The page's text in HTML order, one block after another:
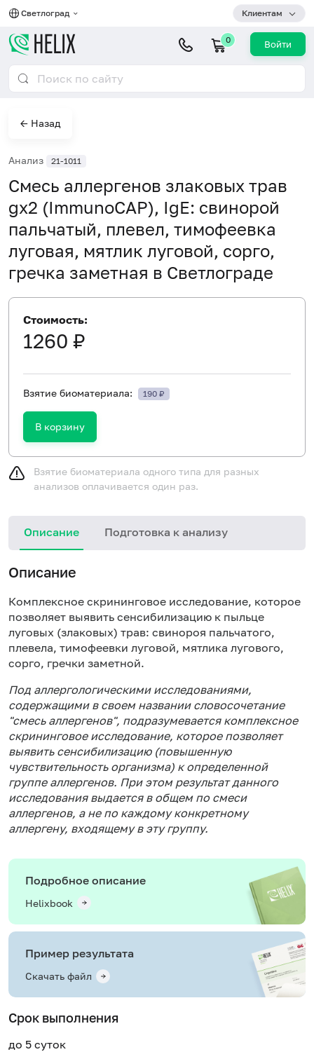
Светлоград Клиентам
0 Войти
← Назад
Анализ 21-1011
Смесь аллергенов злаковых трав
gx2 (ImmunoCAP), IgE: свинорой
пальчатый, плевел, тимофеевка
луговая, мятлик луговой, сорго,
гречка заметная в Светлограде
Стоимость:
1260 ₽
Взятие биоматериала: 190 ₽
В корзину
Взятие биоматериала одного типа для разных
анализов оплачивается один раз.
Описание Подготовка к анализу
Описание
Комплексное скрининговое исследование, которое
позволяет выявить сенсибилизацию к пыльце
луговых (злаковых) трав: свинороя пальчатого,
плевела, тимофеевки луговой, мятлика лугового,
сорго, гречки заметной.
Под аллергологическими исследованиями,
содержащими в своем названии словосочетание
"смесь аллергенов", подразумевается комплексное
скрининговое исследование, которое позволяет
выявить сенсибилизацию (повышенную
чувствительность организма) к определенной
группе аллергенов. При этом результат данного
исследования выдается в общем по смеси
аллергенов, а не по каждому конкретному
аллергену, входящему в эту группу.
Подробное описание
Helixbook
Пример результата
Скачать файл
Срок выполнения
до 5 суток